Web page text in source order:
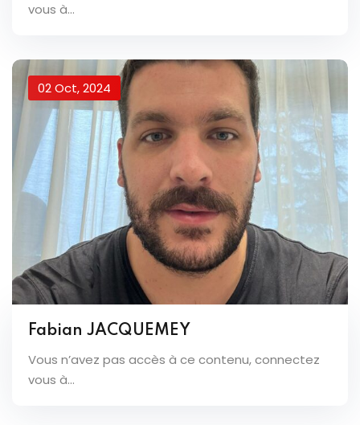
vous à...
02 Oct, 2024
Fabian JACQUEMEY
Vous n’avez pas accès à ce contenu, connectez
vous à...